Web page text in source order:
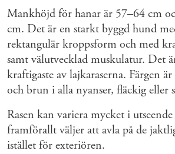
Mankhöjd för hanar är 57–64 cm
cm. Det är en starkt byggd hund
rektangulär kroppsform och med
samt välutvecklad muskulatur. Det
kraftigaste av lajkaraserna. Färgen
och brun i alla nyanser, fläckig eller
Rasen kan variera mycket i
framförallt väljer att avla på de
istället för exteriören.